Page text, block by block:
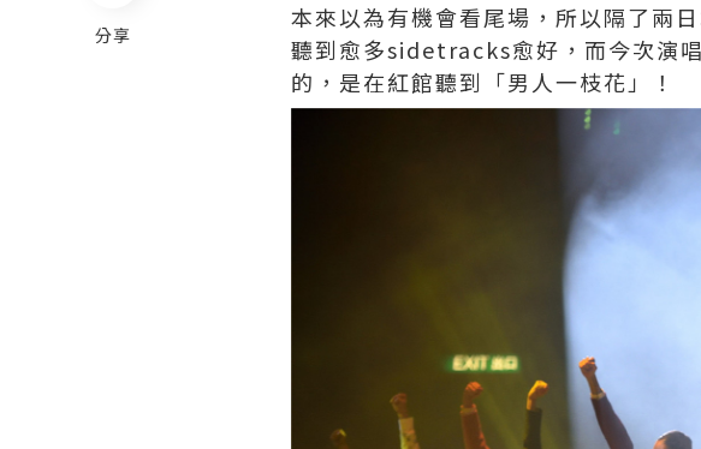
分享
本來以為有機會看尾場，所以隔了兩
聽到愈多sidetracks愈好，而今次演
的，是在紅館聽到「男人一枝花」！